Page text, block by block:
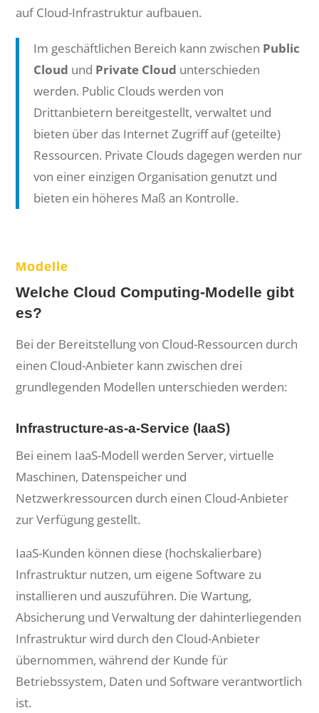
auf Cloud-Infrastruktur aufbauen.
Im geschäftlichen Bereich kann zwischen Public
Cloud und Private Cloud unterschieden
werden. Public Clouds werden von
Drittanbietern bereitgestellt, verwaltet und
bieten über das Internet Zugriff auf (geteilte)
Ressourcen. Private Clouds dagegen werden nur
von einer einzigen Organisation genutzt und
bieten ein höheres Maß an Kontrolle.
Modelle
Welche Cloud Computing-Modelle gibt
es?
Bei der Bereitstellung von Cloud-Ressourcen durch
einen Cloud-Anbieter kann zwischen drei
grundlegenden Modellen unterschieden werden:
Infrastructure-as-a-Service (IaaS)
Bei einem IaaS-Modell werden Server, virtuelle
Maschinen, Datenspeicher und
Netzwerkressourcen durch einen Cloud-Anbieter
zur Verfügung gestellt.
IaaS-Kunden können diese (hochskalierbare)
Infrastruktur nutzen, um eigene Software zu
installieren und auszuführen. Die Wartung,
Absicherung und Verwaltung der dahinterliegenden
Infrastruktur wird durch den Cloud-Anbieter
übernommen, während der Kunde für
Betriebssystem, Daten und Software verantwortlich
ist.